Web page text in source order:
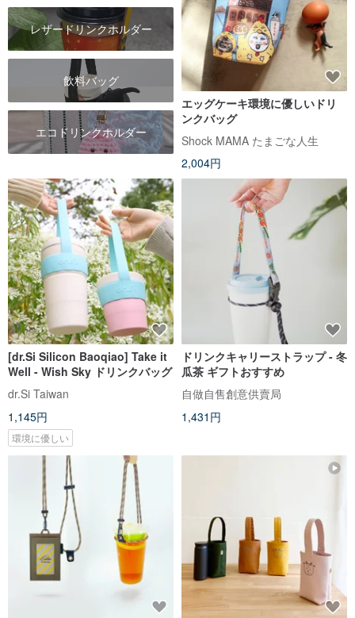
レザードリンクホルダー
飲料バッグ
エコドリンクホルダー
エッグケーキ環境に優しいドリ
ンクバッグ
Shock MAMA たまごな人生
2,004円
[dr.Si Silicon Baoqiao] Take it
Well - Wish Sky ドリンクバッグ
dr.Si Taiwan
1,145円
環境に優しい
ドリンクキャリーストラップ - 冬
瓜茶 ギフトおすすめ
自做自售創意供賣局
1,431円